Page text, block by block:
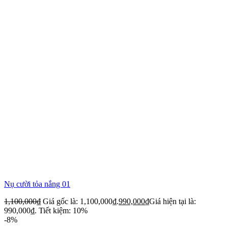
Nụ cười tỏa nắng 01
1,100,000₫ Giá gốc là: 1,100,000₫.990,000₫Giá hiện tại là:
990,000₫. Tiết kiệm: 10%
-8%